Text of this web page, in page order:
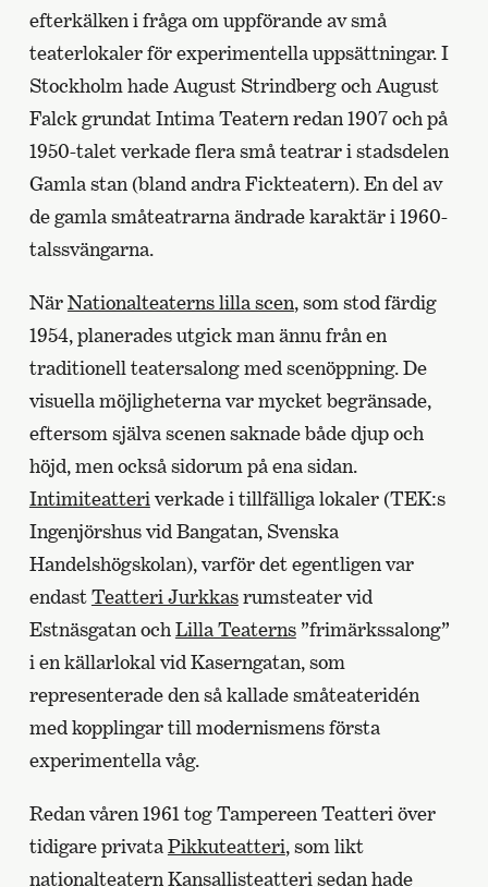
efterkälken i fråga om uppförande av små
teaterlokaler för experimentella uppsättningar. I
Stockholm hade August Strindberg och August
Falck grundat Intima Teatern redan 1907 och på
1950-talet verkade flera små teatrar i stadsdelen
Gamla stan (bland andra Fickteatern). En del av
de gamla småteatrarna ändrade karaktär i 1960-
talssvängarna.
NärNationalteaterns lilla scen, som stod färdig
1954, planerades utgick man ännu från en
traditionell teatersalong med scenöppning. De
visuella möjligheterna var mycket begränsade,
eftersom själva scenen saknade både djup och
höjd, men också sidorum på ena sidan.
Intimiteatteri verkade i tillfälliga lokaler (TEK:s
Ingenjörshus vid Bangatan, Svenska
Handelshögskolan), varför det egentligen var
endastTeatteri Jurkkasrumsteater vid
Estnäsgatan och Lilla Teaterns”frimärkssalong”
i en källarlokal vid Kaserngatan, som
representerade den så kallade småteateridén
med kopplingar till modernismens första
experimentella våg.
Redan våren 1961 tog Tampereen Teatteri över
tidigare privataPikkuteatteri, som likt
nationalteatern Kansallisteatteri sedan hade